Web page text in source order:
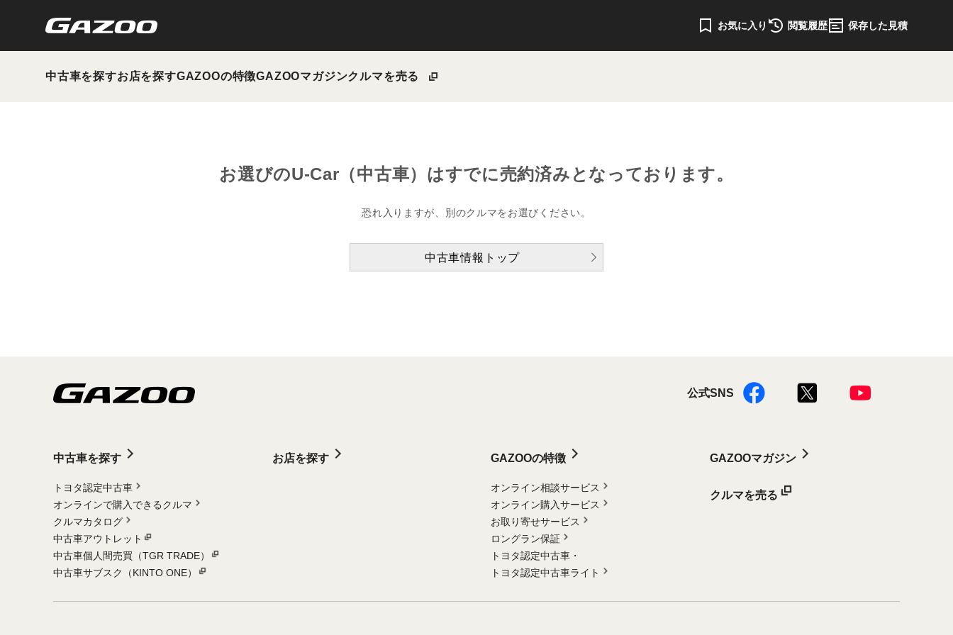
お気に入り 閲覧履歴 保存した見積
中古車を探すお店を探すGAZOOの特徴GAZOOマガジンクルマを売る
お選びのU-Car（中古車）はすでに売約済みとなっております。
恐れ入りますが、別のクルマをお選びください。
中古車情報トップ
公式SNS
中古車を探す
トヨタ認定中古車
オンラインで購入できるクルマ
クルマカタログ
中古車アウトレット
中古車個人間売買（TGR TRADE）
中古車サブスク（KINTO ONE）
お店を探す GAZOOの特徴
オンライン相談サービス
オンライン購入サービス
お取り寄せサービス
ロングラン保証
トヨタ認定中古車・
トヨタ認定中古車ライト
GAZOOマガジン
クルマを売る